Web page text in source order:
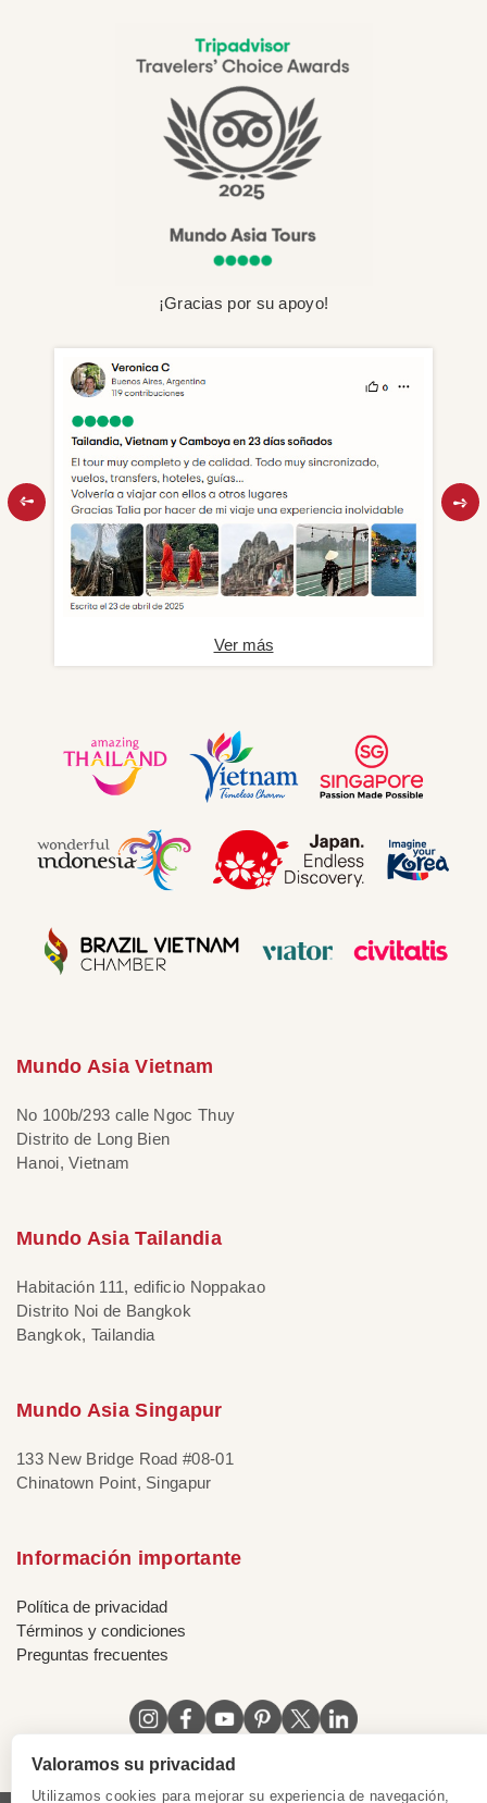
¡Gracias por su apoyo!
Ver más
Mundo Asia Vietnam
No 100b/293 calle Ngoc Thuy
Distrito de Long Bien
Hanoi, Vietnam
Mundo Asia Tailandia
Habitación 111, edificio Noppakao
Distrito Noi de Bangkok
Bangkok, Tailandia
Mundo Asia Singapur
133 New Bridge Road #08-01
Chinatown Point, Singapur
Información importante
Política de privacidad
Términos y condiciones
Preguntas frecuentes
Valoramos su privacidad
Utilizamos cookies para mejorar su experiencia de navegación,